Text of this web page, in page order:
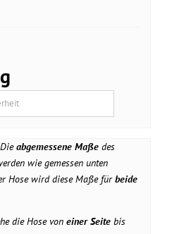
Dieabgemessene Maße des
wie gemessen unten
Hose wird diese Maße fürbeide
die Hose von einer Seite bis